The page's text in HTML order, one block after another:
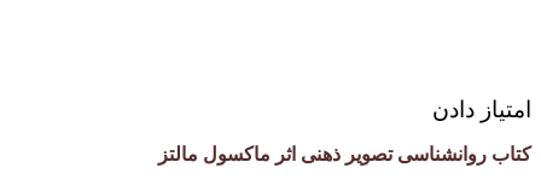
امتیاز دادن
کتاب روانشناسی تصویر ذهنی اثر ماکسول مالتز